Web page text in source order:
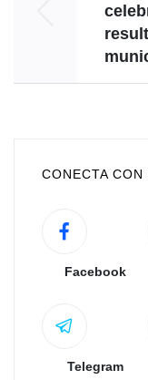
CONECTA
Facebook
Telegram